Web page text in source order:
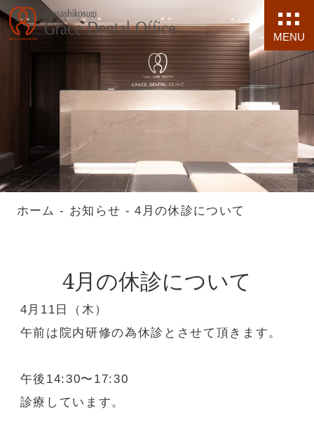
MENU
ホーム - お知らせ -4月の休診について
4月の休診について
4月11日（木）
午前は院内研修の為休診とさせて頂きます。
午後14:30〜17:30
診療しています。